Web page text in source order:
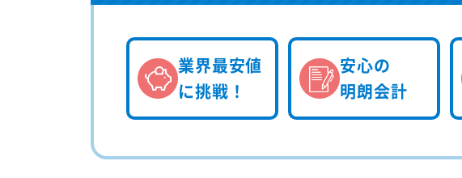
業界最安値
に挑戦！
安心の
明朗会計